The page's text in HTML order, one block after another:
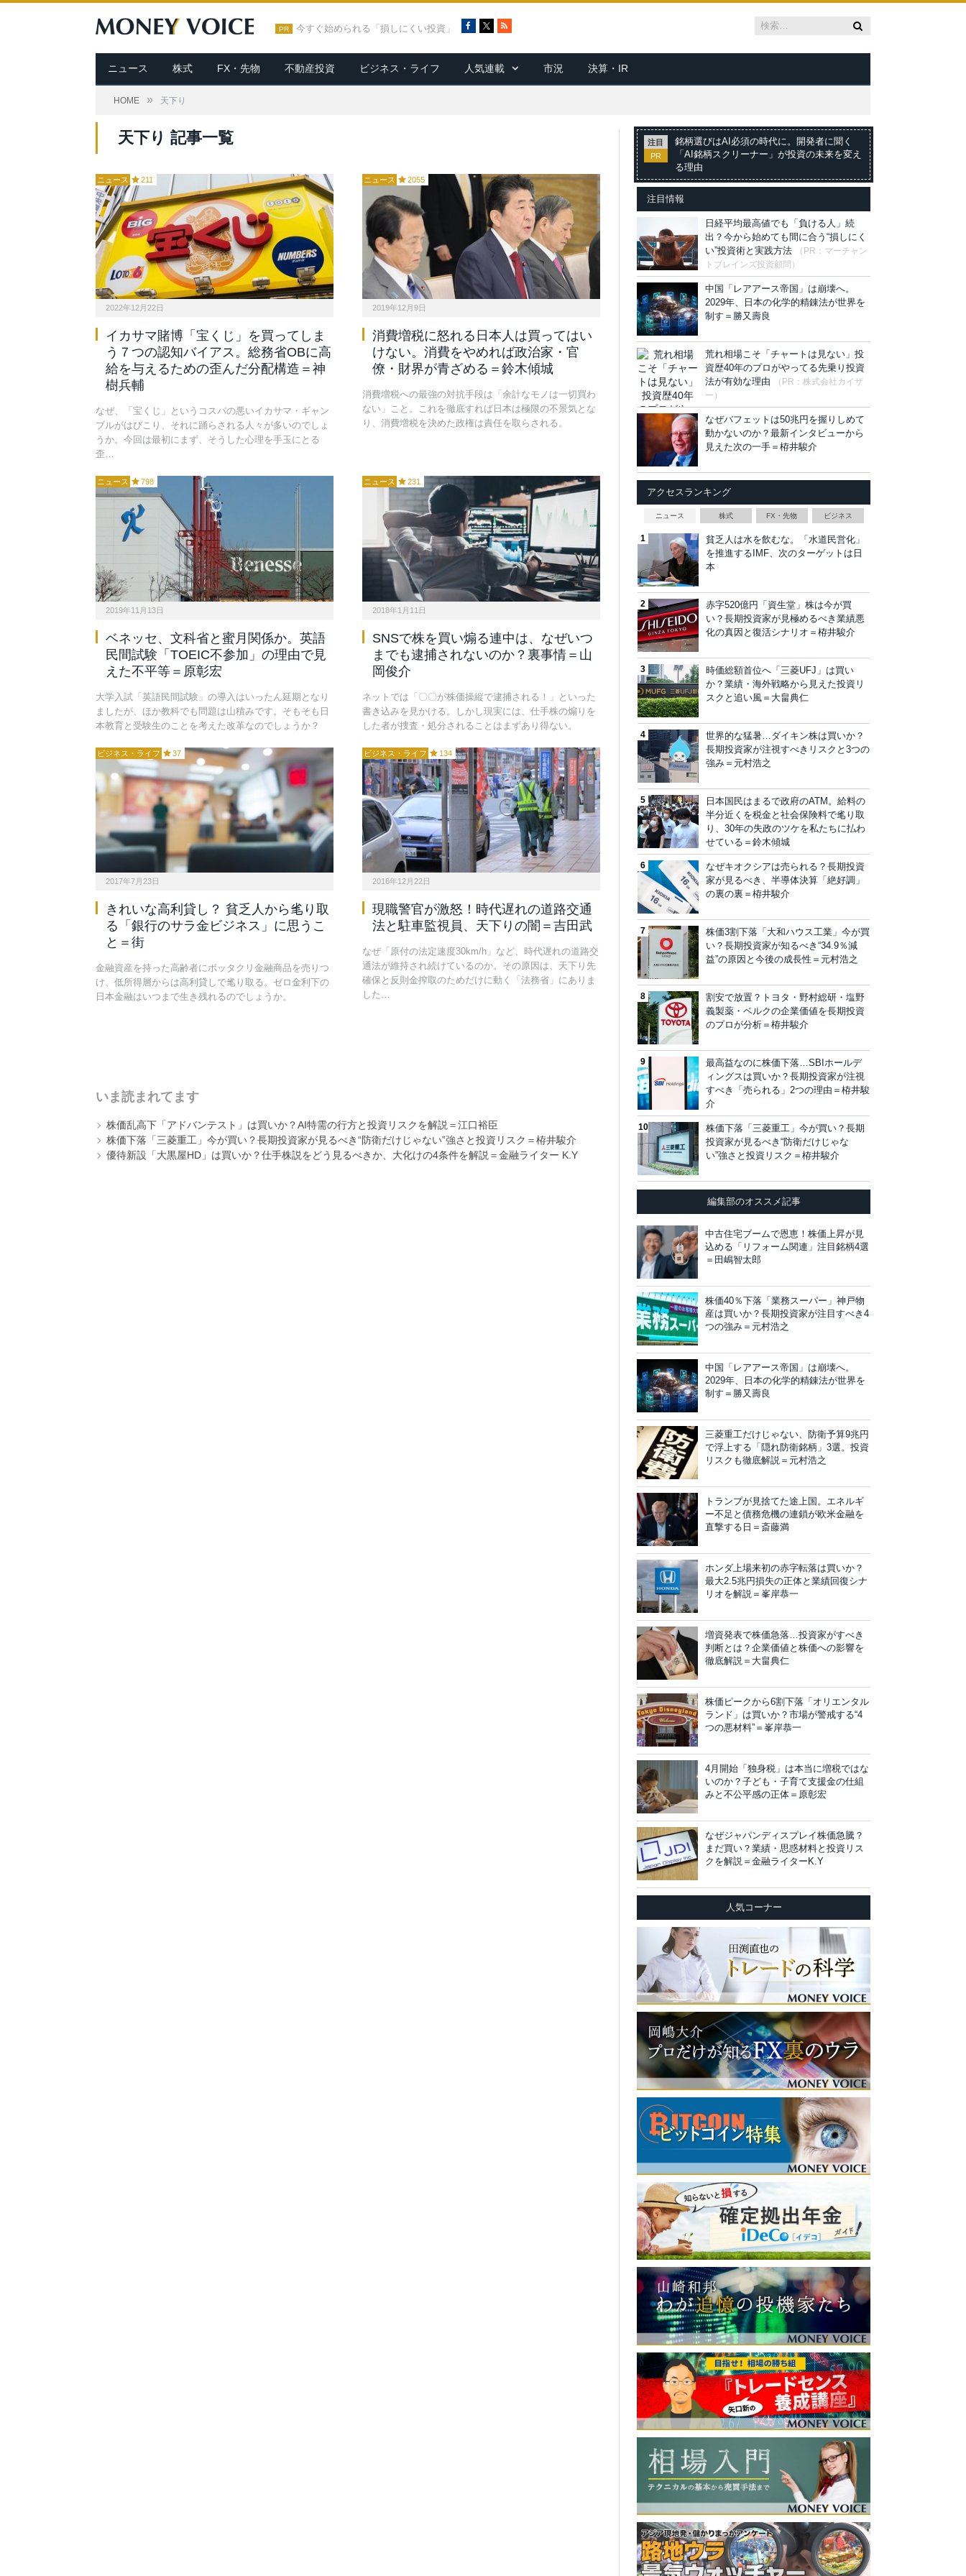
PR 今すぐ始められる「損しにくい投資」
c
e
b
R
S
ニュース 株式 FX・先物 不動産投資 ビジネス・ライフ 人気連載 市況 決算・IR
HOME » 天下り
天下り 記事一覧
ニュース 211
2022年12月22日
イカサマ賭博「宝くじ」を買ってしま
う７つの認知バイアス。総務省OBに高
給を与えるための歪んだ分配構造＝神
樹兵輔
なぜ、「宝くじ」というコスパの悪いイカサマ・ギャン
ブルがはびこり、それに踊らされる人々が多いのでしょ
うか。今回は最初にまず、そうした心理を手玉にとる
歪…
ニュース 2055
2019年12月9日
消費増税に怒れる日本人は買ってはい
けない。消費をやめれば政治家・官
僚・財界が青ざめる＝鈴木傾城
消費増税への最強の対抗手段は「余計なモノは一切買わ
ない」こと。これを徹底すれば日本は極限の不景気とな
り、消費増税を決めた政権は責任を取らされる。
ニュース 798
2019年11月13日
ベネッセ、文科省と蜜月関係か。英語
民間試験「TOEIC不参加」の理由で見
えた不平等＝原彰宏
大学入試「英語民間試験」の導入はいったん延期となり
ましたが、ほか教科でも問題は山積みです。そもそも日
本教育と受験生のことを考えた改革なのでしょうか？
ニュース 231
2018年1月11日
SNSで株を買い煽る連中は、なぜいつ
までも逮捕されないのか？裏事情＝山
岡俊介
ネットでは「〇〇が株価操縦で逮捕される！」といった
書き込みを見かける。しかし現実には、仕手株の煽りを
した者が捜査・処分されることはまずあり得ない。
ビジネス・ライフ 37
2017年7月23日
きれいな高利貸し？ 貧乏人から毟り取
る「銀行のサラ金ビジネス」に思うこ
と＝街
金融資産を持った高齢者にボッタクリ金融商品を売りつ
け、低所得層からは高利貸しで毟り取る。ゼロ金利下の
日本金融はいつまで生き残れるのでしょうか。
ビジネス・ライフ 134
2016年12月22日
現職警官が激怒！時代遅れの道路交通
法と駐車監視員、天下りの闇＝吉田武
なぜ「原付の法定速度30km/h」など、時代遅れの道路交
通法が維持され続けているのか。その原因は、天下り先
確保と反則金搾取のためだけに動く「法務省」にありま
した…
いま読まれてます
株価乱高下「アドバンテスト」は買いか？AI特需の行方と投資リスクを解説＝江口裕臣
株価下落「三菱重工」今が買い？長期投資家が見るべき“防衛だけじゃない”強さと投資リスク＝栫井駿介
優待新設「大黒屋HD」は買いか？仕手株説をどう見るべきか、大化けの4条件を解説＝金融ライター K.Y
注目
PR
銘柄選びはAI必須の時代に。開発者に聞く
「AI銘柄スクリーナー」が投資の未来を変え
る理由
注目情報
日経平均最高値でも「負ける人」続
出？今から始めても間に合う“損しにく
い”投資術と実践方法
（PR：マーチャン
トブレインズ投資顧問）
中国「レアアース帝国」は崩壊へ。
2029年、日本の化学的精錬法が世界を
制す＝勝又壽良
荒れ相場こそ「チャートは見ない」投
資歴40年のプロがやってる先乗り投資
法が有効な理由
（PR：株式会社カイザ
ー）
なぜバフェットは50兆円を握りしめて
動かないのか？最新インタビューから
見えた次の一手＝栫井駿介
アクセスランキング
ニュース 株式 FX・先物 ビジネス
貧乏人は水を飲むな。「水道民営化」
を推進するIMF、次のターゲットは日
本
赤字520億円「資生堂」株は今が買
い？長期投資家が見極めるべき業績悪
化の真因と復活シナリオ＝栫井駿介
時価総額首位へ「三菱UFJ」は買い
か？業績・海外戦略から見えた投資リ
スクと追い風＝大畠典仁
世界的な猛暑…ダイキン株は買いか？
長期投資家が注視すべきリスクと3つの
強み＝元村浩之
日本国民はまるで政府のATM。給料の
半分近くを税金と社会保険料で毟り取
り、30年の失政のツケを私たちに払わ
せている＝鈴木傾城
なぜキオクシアは売られる？長期投資
家が見るべき、半導体決算「絶好調」
の裏の裏＝栫井駿介
株価3割下落「大和ハウス工業」今が買
い？長期投資家が知るべき“34.9％減
益”の原因と今後の成長性＝元村浩之
割安で放置？トヨタ・野村総研・塩野
義製薬・ベルクの企業価値を長期投資
のプロが分析＝栫井駿介
最高益なのに株価下落…SBIホールデ
ィングスは買いか？長期投資家が注視
すべき「売られる」2つの理由＝栫井駿
介
株価下落「三菱重工」今が買い？長期
投資家が見るべき“防衛だけじゃな
い”強さと投資リスク＝栫井駿介
編集部のオススメ記事
中古住宅ブームで恩恵！株価上昇が見
込める「リフォーム関連」注目銘柄4選
＝田嶋智太郎
株価40％下落「業務スーパー」神戸物
産は買いか？長期投資家が注目すべき4
つの強み＝元村浩之
中国「レアアース帝国」は崩壊へ。
2029年、日本の化学的精錬法が世界を
制す＝勝又壽良
三菱重工だけじゃない、防衛予算9兆円
で浮上する「隠れ防衛銘柄」3選。投資
リスクも徹底解説＝元村浩之
トランプが見捨てた途上国。エネルギ
ー不足と債務危機の連鎖が欧米金融を
直撃する日＝斎藤満
ホンダ上場来初の赤字転落は買いか？
最大2.5兆円損失の正体と業績回復シナ
リオを解説＝峯岸恭一
増資発表で株価急落…投資家がすべき
判断とは？企業価値と株価への影響を
徹底解説＝大畠典仁
株価ピークから6割下落「オリエンタル
ランド」は買いか？市場が警戒する“4
つの悪材料”＝峯岸恭一
4月開始「独身税」は本当に増税ではな
いのか？子ども・子育て支援金の仕組
みと不公平感の正体＝原彰宏
なぜジャパンディスプレイ株価急騰？
まだ買い？業績・思惑材料と投資リス
クを解説＝金融ライターK.Y
人気コーナー